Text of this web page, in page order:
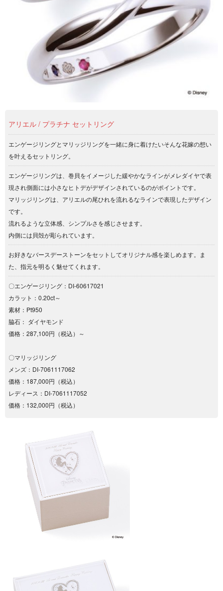
アリエル / プラチナ セットリング
エンゲージリングとマリッジリングを一緒に身に着けたいそんな花嫁の想い
を叶えるセットリング。
エンゲージリングは、巻貝をイメージした緩やかなラインがメレダイヤで表
現され側面には小さなヒトデがデザインされているのがポイントです。
マリッジリングは、アリエルの尾ひれを流れるなラインで表現したデザイン
です。
流れるような立体感、シンプルさを感じさせます。
内側には貝殻が彫られています。
お好きなバースデーストーンをセットしてオリジナル感を楽しめます。ま
た、指元を明るく魅せてくれます。
〇エンゲージリング：DI-60617021
カラット：0.20ct～
素材：Pt950
脇石： ダイヤモンド
価格：287,100円（税込）～
〇マリッジリング
メンズ：DI-7061117062
価格：187,000円（税込）
レディース：DI-7061117052
価格：132,000円（税込）